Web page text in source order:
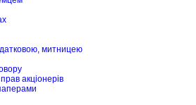
митницею
акціонерів